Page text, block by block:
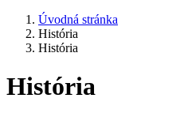
Úvodná stránka
História
História
História